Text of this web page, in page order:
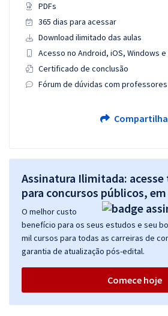
PDFs
365 dias para acessar
Download ilimitado das aulas
Acesso no Android, iOS, Windows e
Certificado de conclusão
Fórum de dúvidas com professores
Assinatura Ilimitada: acesse
para concursos públicos,
O melhor custo
benefício para os seus estudos e seu
mil cursos para todas as carreiras de
garantia de atualização pós-edital.
Comece hoje